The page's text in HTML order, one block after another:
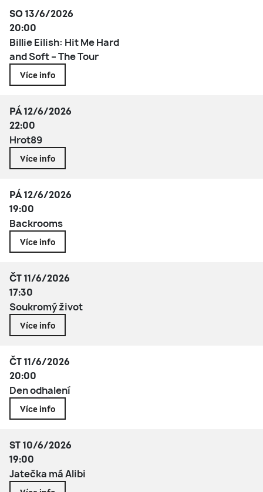
SO 13/6/2026
20:00
Billie Eilish: Hit Me Hard
and Soft – The Tour
Více info
PÁ 12/6/2026
22:00
Hrot89
Více info
PÁ 12/6/2026
19:00
Backrooms
Více info
ČT 11/6/2026
17:30
Soukromý život
Více info
ČT 11/6/2026
20:00
Den odhalení
Více info
ST 10/6/2026
19:00
Jatečka má Alibi